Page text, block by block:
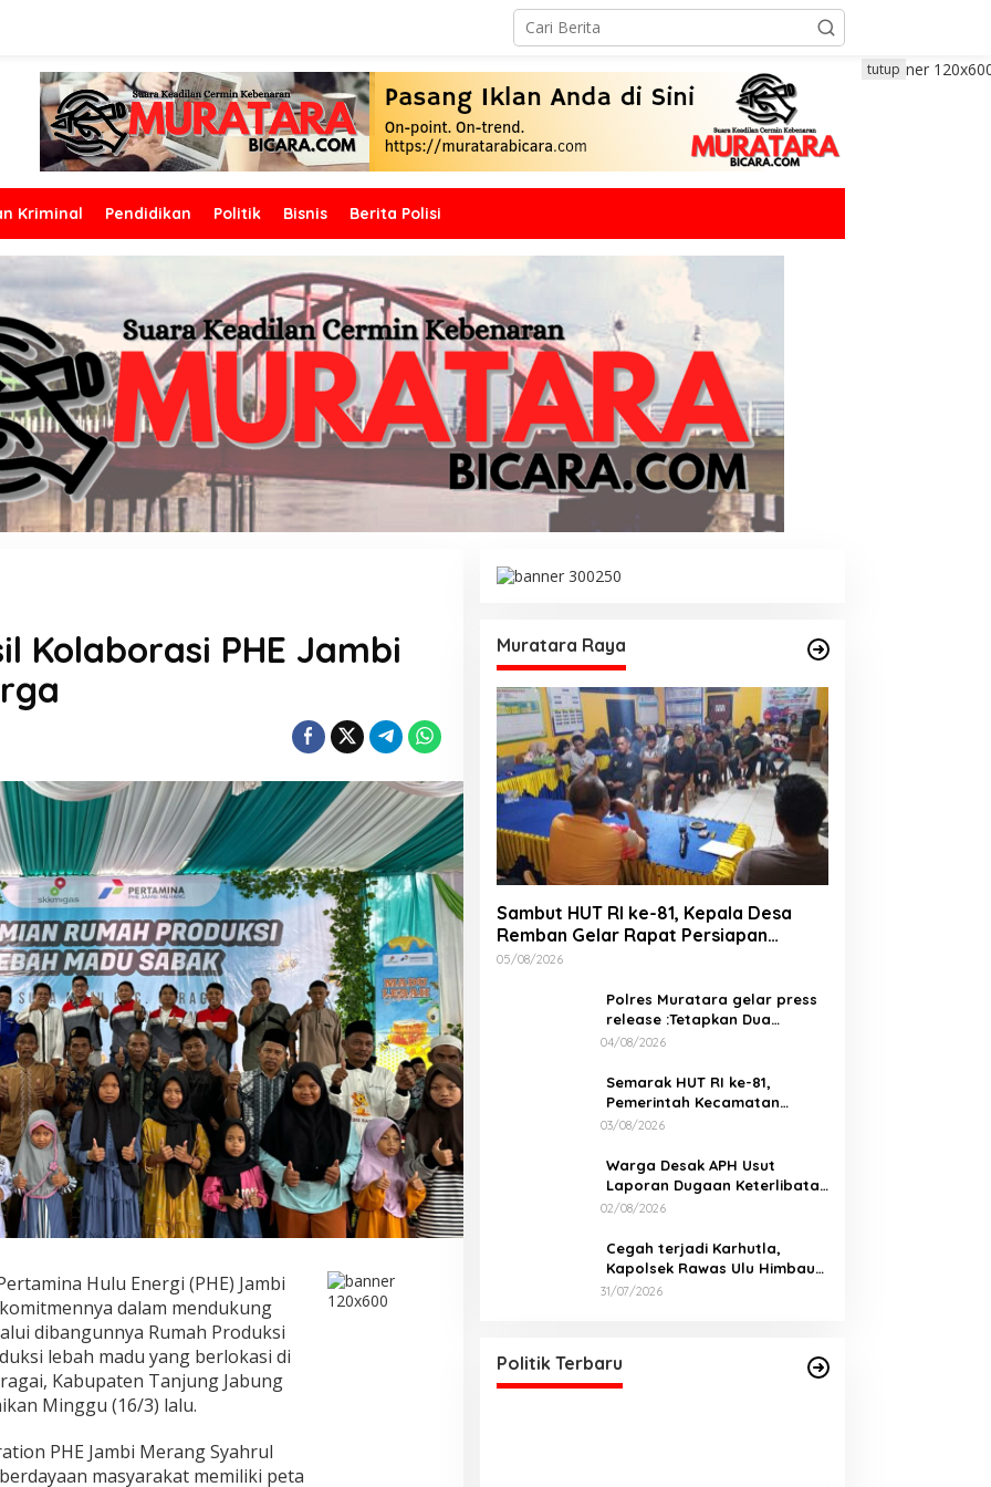
Kriminal Pendidikan Politik Bisnis Berita Polisi
tutup
Kolaborasi PHE Jambi
Hulu Energi (PHE) Jambi
dalam mendukung
dibangunnya Rumah Produksi
lebah madu yang berlokasi di
Kabupaten Tanjung Jabung
Minggu (16/3) lalu.
PHE Jambi Merang Syahrul
masyarakat memiliki peta
Muratara Raya
Sambut HUT RI ke-81, Kepala Desa
Remban Gelar Rapat Persiapan
Bersama Panitia
05/08/2026
Polres Muratara gelar press
release :Tetapkan Dua
Direktur Jadi Tersangka
ALS dan Tangki BBM Tewaskan
19 Orang
04/08/2026
Semarak HUT RI ke-81,
Pemerintah Kecamatan
Rawas Ulu Gelar Berbagai
03/08/2026
Warga Desak APH Usut
Laporan Dugaan Keterlibatan
Oknum Lurah Muara Kulam
02/08/2026
Cegah terjadi Karhutla,
Kapolsek Rawas Ulu Himbau
Warga Desa Sungai Kijang
31/07/2026
Politik Terbaru
DPRD Musi Rawas Utara Gelar
Paripurna LKPJ Tahun 2025
Di Muratara, Politik
Santun Dan Bersahabat
Di Politik, Sumsel |